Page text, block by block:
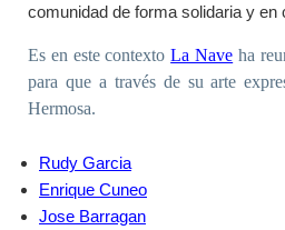
comunidad de forma solidaria y en
Es en este contextoLa Nave ha
para que a través de su arte
Hermosa.
Rudy Garcia
Enrique Cuneo
Jose Barragan